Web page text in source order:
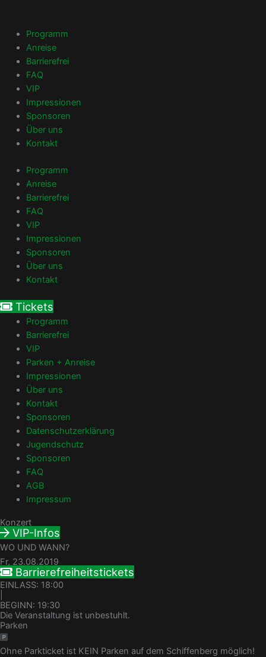
springenProgramm
Anreise
Barrierefrei
FAQ
VIP
Impressionen
Sponsoren
Über uns
Kontakt
Programm
Anreise
Barrierefrei
FAQ
VIP
Impressionen
Sponsoren
Über uns
Kontakt
Tickets
Programm
Barrierefrei
VIP
Parken + Anreise
Impressionen
Über uns
Kontakt
Sponsoren
Datenschutzerklärung
Jugendschutz
Sponsoren
FAQ
AGB
Impressum
Konzert
VIP-Infos
WO UND WANN?
Fr, 23.08.2019
Barrierefreiheitstickets
EINLASS: 18:00
BEGINN: 19:30
Die Veranstaltung ist unbestuhlt.
Parken
Ohne Parkticket ist KEIN Parken auf dem Schiffenberg möglich!